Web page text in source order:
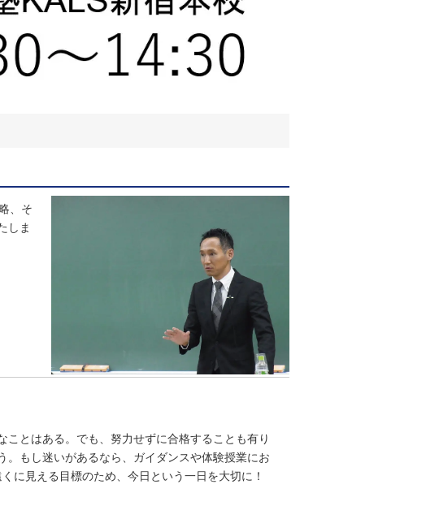
、そ
しま
とはある。でも、努力せずに合格することも有り
もし迷いがあるなら、ガイダンスや体験授業にお
に見える目標のため、今日という一日を大切に！